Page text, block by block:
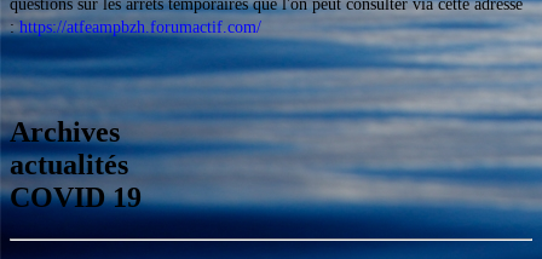
questions sur les arrêts temporaires que l'on peut consulter via cette adresse
:https://atfeampbzh.forumactif.com/
: nous tenons à vous informer que ce
Archives
actualités
COVID 19